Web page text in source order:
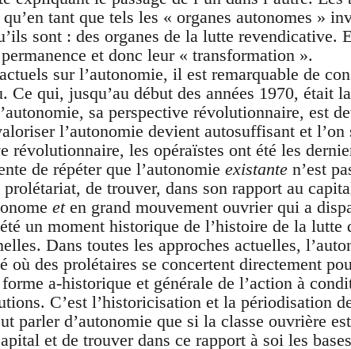
tant que tels les « organes autonomes »
sont : des organes de la lutte revendicative.
et donc leur « transformation ».
sur l’autonomie, il est remarquable de
qui, jusqu’au début des années 1970, était
sa perspective révolutionnaire, est
l’autonomie devient autosuffisant et l’on
révolutionnaire, les opéraïstes ont été les
de répéter que l’autonomie existanten’est
de trouver, dans son rapport au
eten grand mouvement ouvrier qui a
un moment historique de l’histoire de la lutte
Dans toutes les approches actuelles,
où des prolétaires se concertent directement
a-historique et générale de l’action à
C’est l’historicisation et la périodisation
parler d’autonomie que si la classe ouvrière
et de trouver dans ce rapport à soi les